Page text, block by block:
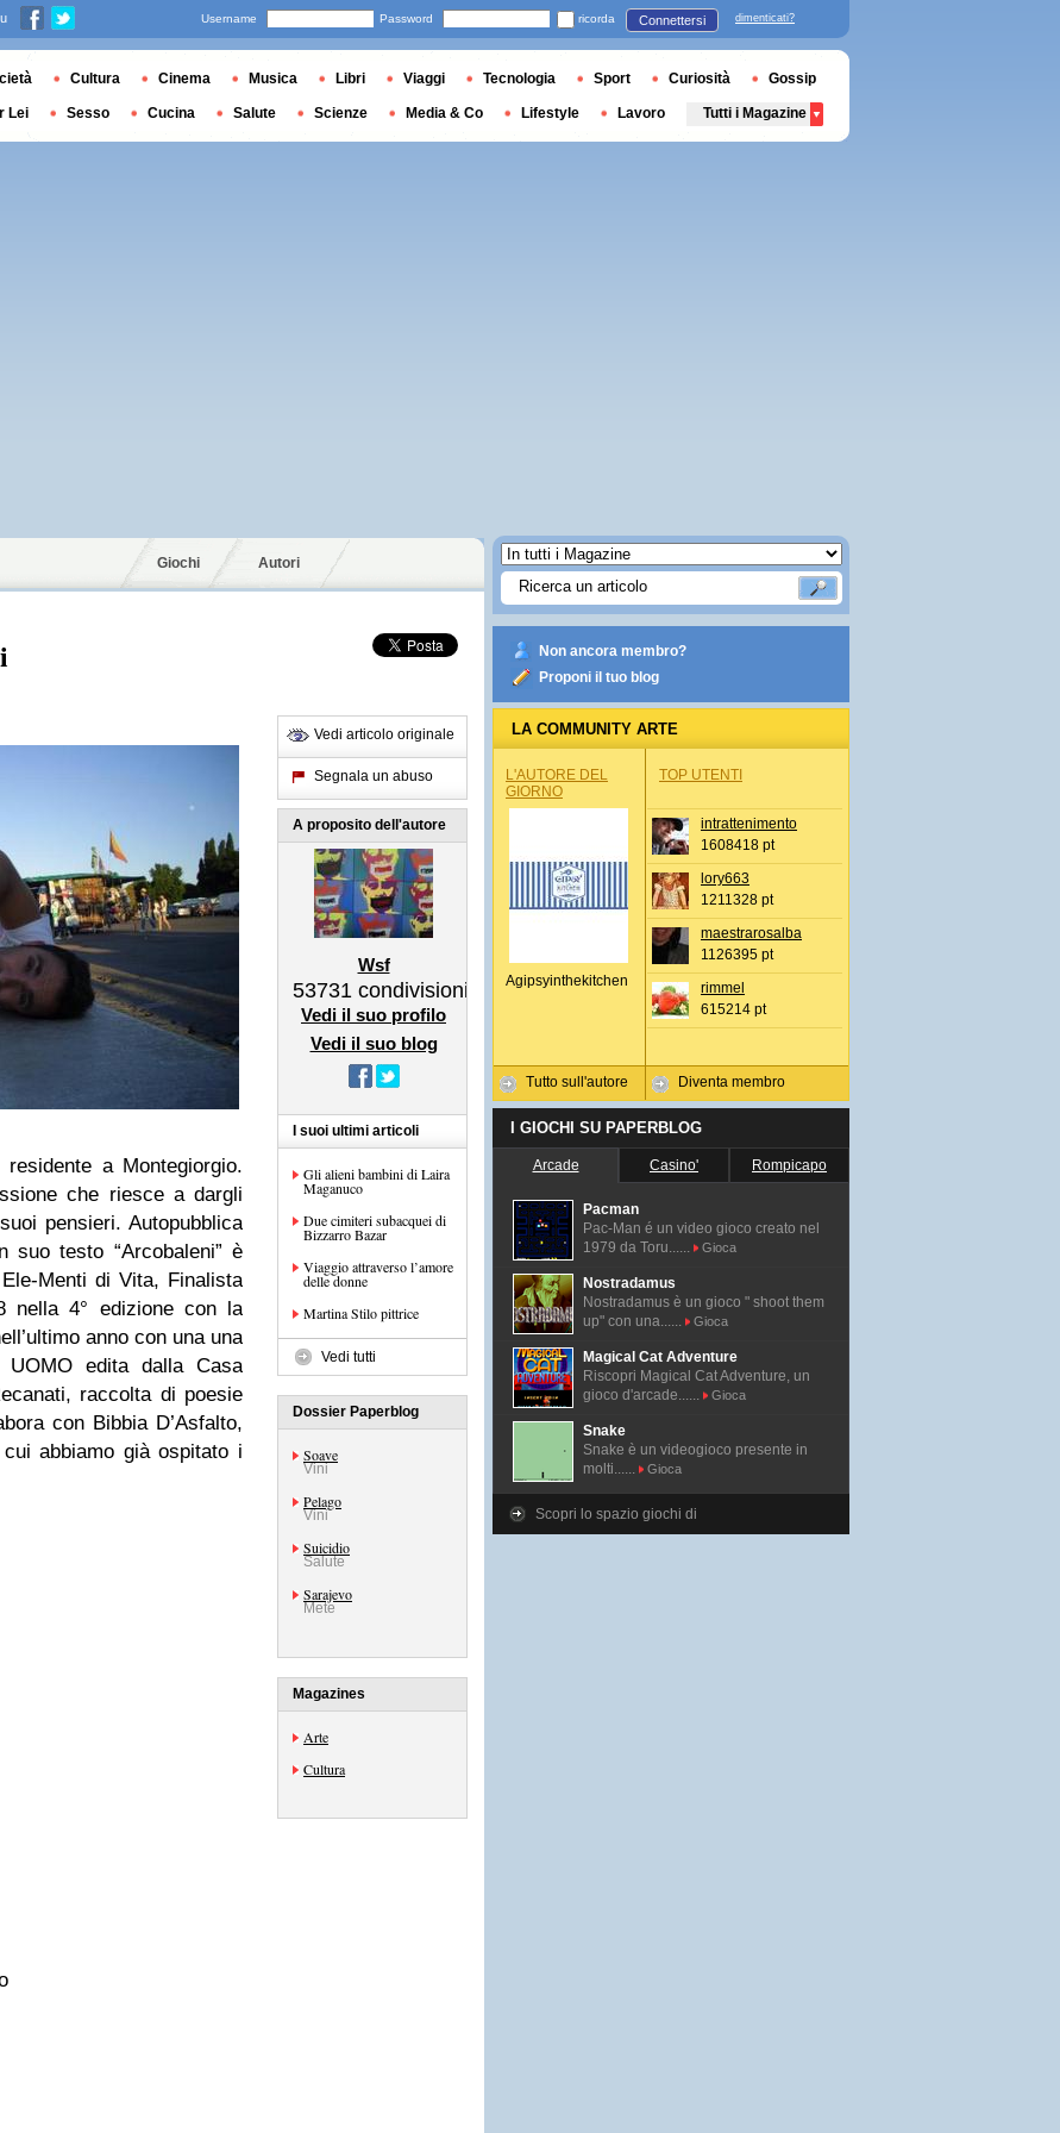
Giochi Autori
a Montegiorgio.
che riesce a dargli
pensieri. Autopubblica
suo testo “Arcobaleni” è
Ele-Menti di Vita, Finalista
nella 4° edizione con la
anno con una una
UOMO edita dalla Casa
raccolta di poesie
con Bibbia D’Asfalto,
abbiamo già ospitato i
Vedi articolo originale
Segnala un abuso
A proposito dell'autore
Wsf
53731 condivisioni
Vedi il suo profilo
Vedi il suo blog
I suoi ultimi articoli
Gli alieni bambini di Laira
Maganuco
Due cimiteri subacquei di
Bizzarro Bazar
Viaggio attraverso l’amore
delle donne
Martina Stilo pittrice
Vedi tutti
Dossier Paperblog
Soave
Vini
Pelago
Vini
Suicidio
Salute
Sarajevo
Mete
Magazines
Arte
Cultura
Non ancora membro?
Proponi il tuo blog
LA COMMUNITY ARTE
L'AUTORE DEL
GIORNO
Agipsyinthekitchen
Tutto sull'autore
TOP UTENTI
intrattenimento
1608418 pt
lory663
1211328 pt
maestrarosalba
1126395 pt
rimmel
615214 pt
Diventa membro
I GIOCHI SU PAPERBLOG
Arcade Casino' Rompicapo
Pacman
Pac-Man é un video gioco creato nel
1979 da Toru......
Gioca
Nostradamus
Nostradamus è un gioco " shoot them
up" con una......
Gioca
Magical Cat Adventure
Riscopri Magical Cat Adventure, un
gioco d'arcade......
Gioca
Snake
Snake è un videogioco presente in
molti......
Gioca
Scopri lo spazio giochi di
Username Password ricorda Connettersi dimenticati?
Cultura Cinema Musica Libri Viaggi Tecnologia Sport Curiosità Gossip
Lei Sesso Cucina Salute Scienze Media & Co Lifestyle Lavoro Tutti i Magazine